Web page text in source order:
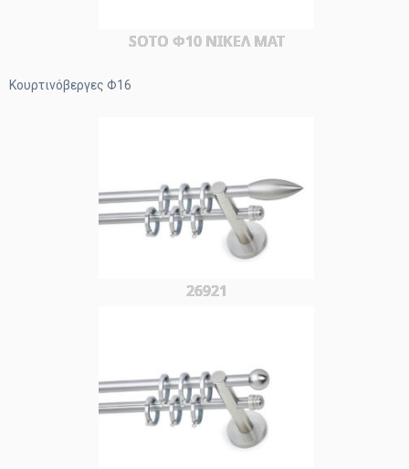
SOTO Φ10 ΝΙΚΕΛ ΜΑΤ
Κουρτινόβεργες Φ16
26921